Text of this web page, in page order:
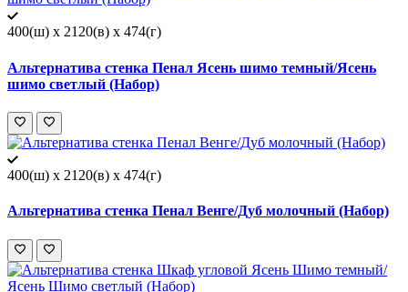
400(ш) x 2120(в) x 474(г)
Альтернатива стенка Пенал Ясень шимо темный/Ясень
шимо светлый (Набор)
400(ш) x 2120(в) x 474(г)
Альтернатива стенка Пенал Венге/Дуб молочный (Набор)